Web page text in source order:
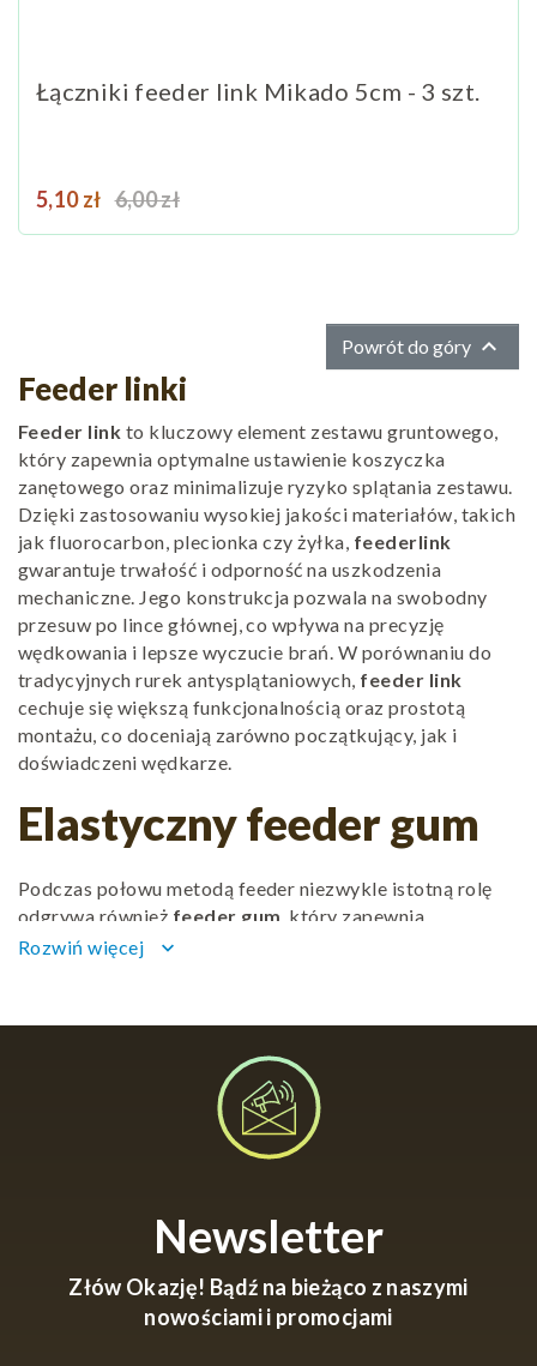
Łączniki feeder link Mikado 5cm - 3 szt.
Cena
5,10 zł Cena podstawowa
6,00 zł
Powrót do góry 
Feeder linki
Feeder link to kluczowy element zestawu gruntowego,
który zapewnia optymalne ustawienie koszyczka
zanętowego oraz minimalizuje ryzyko splątania zestawu.
Dzięki zastosowaniu wysokiej jakości materiałów, takich
jak fluorocarbon, plecionka czy żyłka, feederlink
gwarantuje trwałość i odporność na uszkodzenia
mechaniczne. Jego konstrukcja pozwala na swobodny
przesuw po lince głównej, co wpływa na precyzję
wędkowania i lepsze wyczucie brań. W porównaniu do
tradycyjnych rurek antysplątaniowych, feeder link
cechuje się większą funkcjonalnością oraz prostotą
montażu, co doceniają zarówno początkujący, jak i
doświadczeni wędkarze.
Elastyczny feeder gum
Podczas połowu metodą feeder niezwykle istotną rolę
odgrywa również feeder gum , który zapewnia
amortyzację i redukcję ryzyka zerwania zestawu przy
skuteczność połowu, zwłaszcza w przypadku większych
okazów. Dzięki swojej rozciągliwości
doskonale sprawdza się zarówno w wodach stojących,
jak i w rzekach o silnym nurcie, pomagając wędkarzom
kontrolować każdy ruch ryby. W naszej ofercie
znajdziesz szeroki wybór modeli dopasowanych do
Rozwiń więcej keyboard_arrow_down
Newsletter
Złów Okazję! Bądź na bieżąco z naszymi
nowościami i promocjami